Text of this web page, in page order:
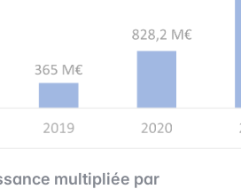
multipliée par